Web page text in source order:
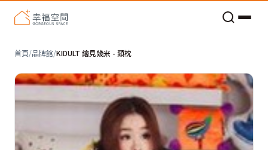
首頁/品牌館/KIDULT 繪見幾米 - 頸枕